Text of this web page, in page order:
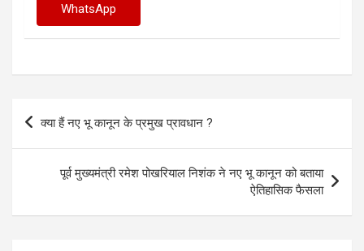
WhatsApp
Post
navigation
क्या हैं नए भू कानून के प्रमुख प्रावधान ?
पूर्व मुख्यमंत्री रमेश पोखरियाल निशंक ने नए भू कानून को बताया
ऐतिहासिक फैसला